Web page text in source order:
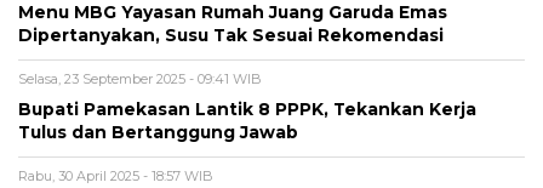
Menu MBG Yayasan Rumah Juang Garuda Emas
Dipertanyakan, Susu Tak Sesuai Rekomendasi
Selasa, 23 September 2025 - 09:41 WIB
Bupati Pamekasan Lantik 8 PPPK, Tekankan Kerja
Tulus dan Bertanggung Jawab
Rabu, 30 April 2025 - 18:57 WIB